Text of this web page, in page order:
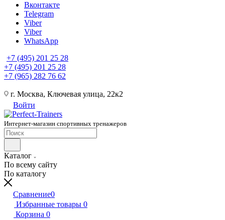
Вконтакте
Telegram
Viber
Viber
WhatsApp
+7 (495) 201 25 28
+7 (495) 201 25 28
+7 (965) 282 76 62
г. Москва, Ключевая улица, 22к2
Войти
Интернет-магазин спортивных тренажеров
Каталог
По всему сайту
По каталогу
Сравнение0
Избранные товары 0
Корзина 0